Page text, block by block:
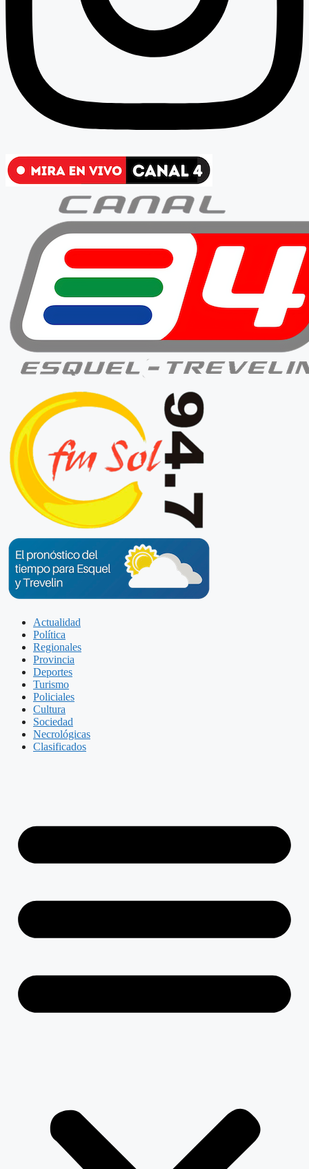
Actualidad
Política
Regionales
Provincia
Deportes
Turismo
Policiales
Cultura
Sociedad
Necrológicas
Clasificados